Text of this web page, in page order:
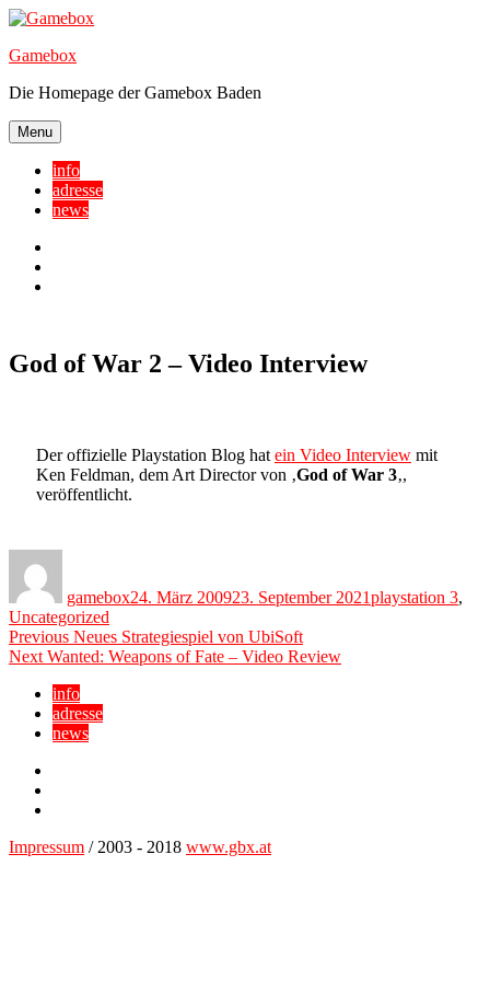
Skip
content
Gamebox
Die Homepage der Gamebox Baden
Menu
info
adresse
news
God of War 2 – Video Interview
Der offizielle Playstation Blog hat ein Video Interview mit
Ken Feldman, dem Art Director von ‚God of War 3‚,
veröffentlicht.
gamebox24. März 200923. September 2021playstation 3,
Uncategorized
Beitragsnavigation
Previous Previous
post:
Neues Strategiespiel von UbiSoft
Next Next
Wanted: Weapons of Fate – Video Review
info
adresse
news
Impressum / 2003 - 2018 www.gbx.at